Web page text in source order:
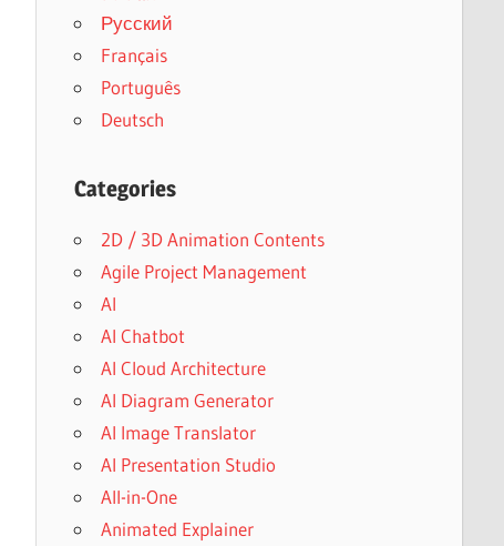
Русский
Français
Português
Deutsch
Categories
2D / 3D Animation Contents
Agile Project Management
AI
AI Chatbot
AI Cloud Architecture
AI Diagram Generator
AI Image Translator
AI Presentation Studio
All-in-One
Animated Explainer